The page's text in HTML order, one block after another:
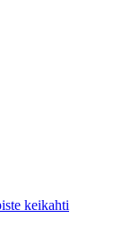
keikahti